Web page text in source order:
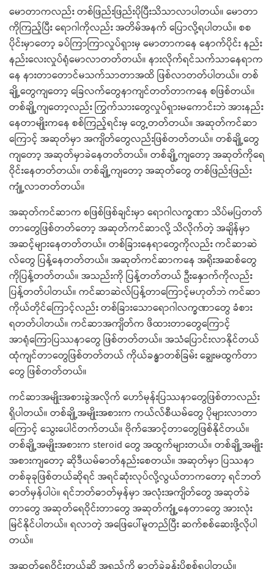
မောတာကလည်း တစ်ဖြည်းဖြည်းပိုပြီးသိသာလာပါတယ်။ မောတာ
ကိုကြည့်ပြီး ရောဂါကိုလည်း အတိမ်အနက် ပြောလို့ရပါတယ်။ စစ
ပိုင်းမှာတော့ ခပ်ကြာကြာလှုပ်ရှားမှ မောတာကနေ နောက်ပိုင်း နည်း
နည်းလေးလှုပ်ရုံမောလာတတ်တယ်။ နားလိုက်ရင်သက်သာနေရာက
နေ နားတာတောင်မသက်သာတာအထိ ဖြစ်လာတတ်ပါတယ်။ တစ်
ချို့တွေကျတော့ ခြေလက်တွေနာကျင်တတ်တာကနေ စဖြစ်တယ်။
တစ်ချို့ကျတော့လည်း ကြွက်သားတွေလှုပ်ရှားမကောင်းဘဲ အားနည်း
နေတာမျိုးကနေ စစ်ကြည့်ရင်းမှ တွေ့တတ်တယ်။ အဆုတ်ကင်ဆာ
ကြောင့် အဆုတ်မှာ အကျိတ်တွေလည်းဖြစ်တတ်တယ်။ တစ်ချို့တွေ
ကျတော့ အဆုတ်မှာခဲနေတတ်တယ်။ တစ်ချို့ကျတော့ အဆုတ်ကိုရေ
ဝိုင်းနေတတ်တယ်။ တစ်ချို့ကျတော့ အဆုတ်တွေ တစ်ဖြည်းဖြည်း
ကျုံ့လာတတ်တယ်။
အဆုတ်ကင်ဆာက စဖြစ်ဖြစ်ချင်းမှာ ရောဂါလက္ခဏာ သိပ်မပြတတ်
တာတွေဖြစ်တတ်တော့ အဆုတ်ကင်ဆာလို့ သိလိုက်တဲ့ အချိန်မှာ
အဆင့်များနေတတ်တယ်။ တစ်ခြားနေရာတွေကိုလည်း ကင်ဆာဆဲ
လ်တွေ ပြန့်နေတတ်တယ်။ အဆုတ်ကင်ဆာကနေ အရိုးအဆစ်တွေ
ကိုပြန့်တတ်တယ်။ အသည်းကို ပြန့်တတ်တယ် ဦးနှောက်ကိုလည်း
ပြန့်တတ်ပါတယ်။ ကင်ဆာဆဲလ်ပြန့်တာကြောင့်မဟုတ်ဘဲ ကင်ဆာ
ကိုယ်တိုင်ကြောင့်လည်း တစ်ခြားသောရောဂါလက္ခဏာတွေ ခံစား
ရတတ်ပါတယ်။ ကင်ဆာအကျိတ်က ဖိထားတာတွေကြောင့်
အာရုံကြောပြဿနာတွေ ဖြစ်တတ်တယ်။ အသံပြောင်းလာနိုင်တယ်
ထုံကျင်တာတွေဖြစ်တတ်တယ် ကိုယ်ခန္ဓာတစ်ခြမ်း ချွေးမထွက်တာ
တွေ ဖြစ်တတ်တယ်။
ကင်ဆာအမျိုးအစားခွဲအလိုက် ဟော်မုန်းပြဿနာတွေဖြစ်တာလည်း
ရှိပါတယ်။ တစ်ချို့အမျိုးအစားက ကယ်လ်စီယမ်တွေ ပိုများလာတာ
ကြောင့် သွေးပေါင်တက်တယ်။ ဗိုက်အောင့်တာတွေဖြစ်နိုင်တယ်။
တစ်ချို့အမျိုးအစားက steroid တွေ အထွက်များတယ်။ တစ်ချို့အမျိုး
အစားကျတော့ ဆိုဒီယမ်ဓာတ်နည်းစေတယ်။ အဆုတ်မှာ ပြဿနာ
တစ်ခုခုဖြစ်တယ်ဆိုရင် အရင်ဆုံးလုပ်လို့လွယ်တာကတော့ ရင်ဘတ်
ဓာတ်မှန်ပါပဲ။ ရင်ဘတ်ဓာတ်မှန်မှာ အလုံးအကျိတ်တွေ အဆုတ်ခဲ
တာတွေ အဆုတ်ရေဝိုင်းတာတွေ အဆုတ်ကျုံ့နေတာတွေ အားလုံး
မြင်နိုင်ပါတယ်။ ရလာတဲ့ အဖြေပေါ်မူတည်ပြီး ဆက်စစ်ဆေးဖို့လိုပါ
တယ်။